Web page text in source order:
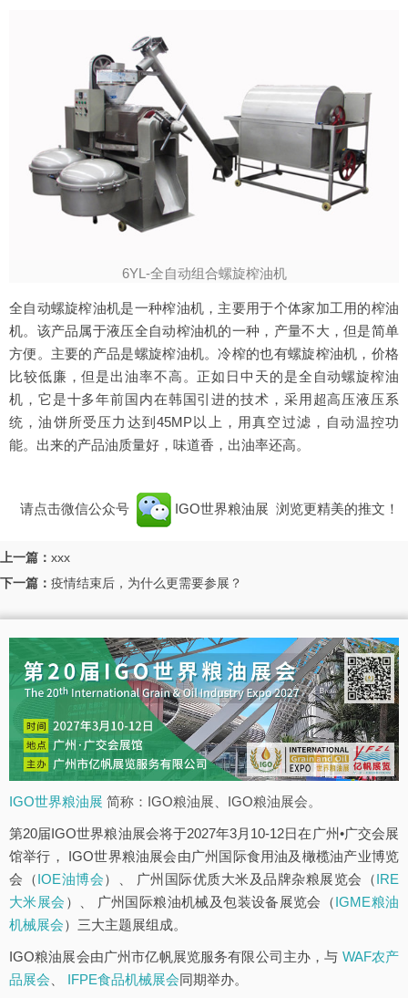
6YL-全自动组合螺旋榨油机
全自动螺旋榨油机是一种榨油机，主要用于个体家加工用的榨油
机。该产品属于液压全自动榨油机的一种，产量不大，但是简单
方便。主要的产品是螺旋榨油机。冷榨的也有螺旋榨油机，价格
比较低廉，但是出油率不高。正如日中天的是全自动螺旋榨油
机，它是十多年前国内在韩国引进的技术，采用超高压液压系
统，油饼所受压力达到45MP以上，用真空过滤，自动温控功
能。出来的产品油质量好，味道香，出油率还高。
请点击微信公众号 IGO世界粮油展 浏览更精美的推文！
上一篇： xxx
下一篇： 疫情结束后，为什么更需要参展？
IGO世界粮油展 简称：IGO粮油展、IGO粮油展会。
第20届IGO世界粮油展会将于2027年3月10-12日在广州•广交会展
馆举行， IGO世界粮油展会由广州国际食用油及橄榄油产业博览
会（IOE油博会）、 广州国际优质大米及品牌杂粮展览会（IRE
大米展会 ）、 广州国际粮油机械及包装设备展览会（IGME粮油
机械展会）三大主题展组成。
IGO粮油展会由广州市亿帆展览服务有限公司主办，与 WAF农产
品展会
IFPE食品机械展会同期举办。